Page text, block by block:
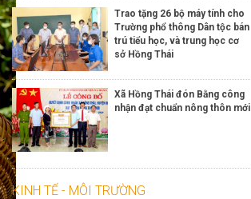
Trao tặng 26 bộ máy tính cho
Trường phổ thông Dân tộc bán
trú tiểu học, và trung học cơ
sở Hồng Thái
Xã Hồng Thái đón Bằng công
nhận đạt chuẩn nông thôn mới
KINH TẾ - MÔI TRƯỜNG